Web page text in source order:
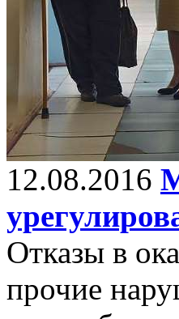
12.08.2016
Отказы в
прочие